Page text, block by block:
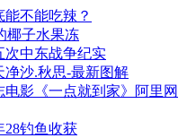
不能吃辣？
椰子水果冻
次中东战争纪实
净沙.秋思-最新图解
电影《一点就到家》阿里网
28钓鱼收获